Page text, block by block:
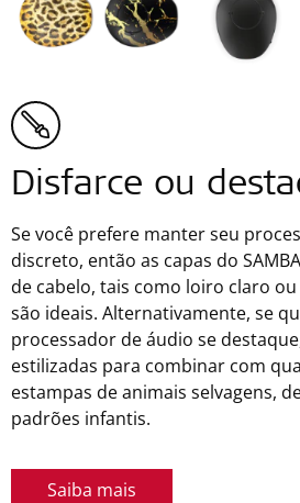
Disfarce ou
Se você prefere manter seu
discreto, então as capas do
de cabelo, tais como loiro claro
são ideais. Alternativamente, se
processador de áudio se
estilizadas para combinar com
estampas de animais selvagens,
padrões infantis.
Saiba mais